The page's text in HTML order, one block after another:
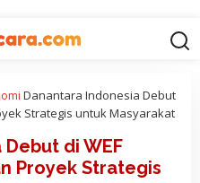
Danantara Indonesia Debut
Strategis untuk Masyarakat
di WEF
Proyek Strategis